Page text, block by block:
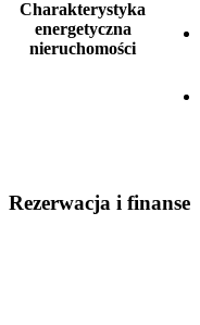
Charakterystyka
energetyczna
nieruchomości
Rezerwacja i finanse